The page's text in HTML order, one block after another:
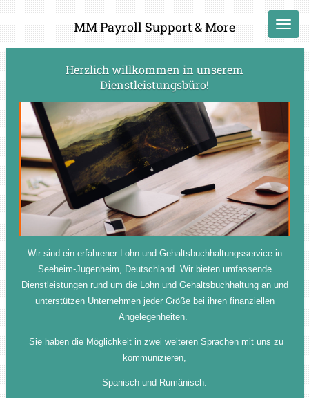
Zum
Hauptinhalt
springen
MM Payroll Support & More
Herzlich willkommen in unserem
Dienstleistungsbüro!
Wir sind ein erfahrener Lohn und Gehaltsbuchhaltungsservice in
Seeheim-Jugenheim, Deutschland. Wir bieten umfassende
Dienstleistungen rund um die Lohn und Gehaltsbuchhaltung an und
unterstützen Unternehmen jeder Größe bei ihren finanziellen
Angelegenheiten.
Sie haben die Möglichkeit in zwei weiteren Sprachen mit uns zu
kommunizieren,
Spanisch und Rumänisch.